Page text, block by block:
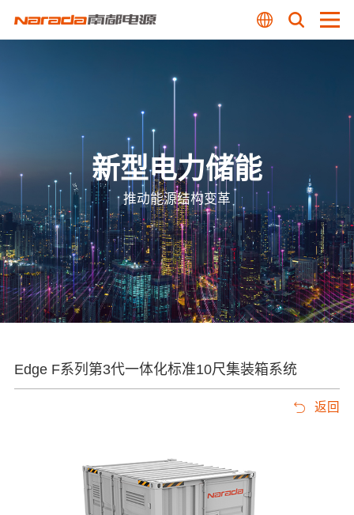
新型电力储能
推动能源结构变革
Edge F系列第3代一体化标准10尺集装箱系统
返回